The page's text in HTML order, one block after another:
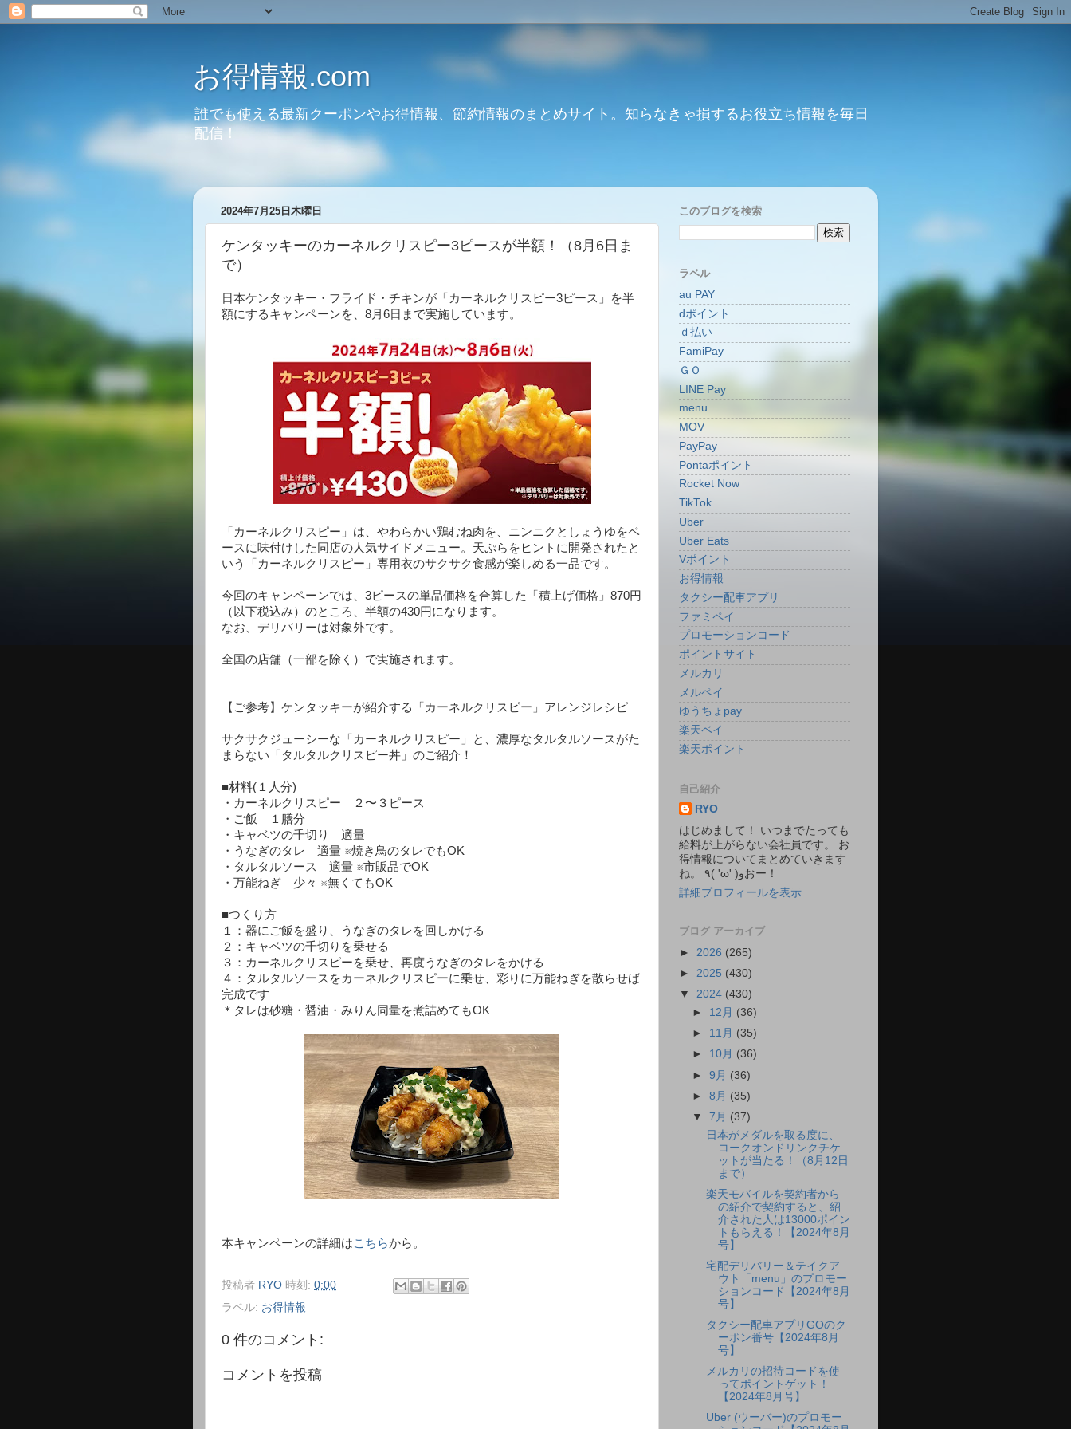
お得情報.com
誰でも使える最新クーポンやお得情報、節約情報のまとめサイト。知らなきゃ損するお役立ち情報を毎日
配信！
2024年7月25日木曜日
ケンタッキーのカーネルクリスピー3ピースが半額！（8月6日ま
で）
日本ケンタッキー・フライド・チキンが「カーネルクリスピー3ピース」を半
額にするキャンペーンを、8月6日まで実施しています。
「カーネルクリスピー」は、やわらかい鶏むね肉を、ニンニクとしょうゆをベ
ースに味付けした同店の人気サイドメニュー。天ぷらをヒントに開発されたと
いう「カーネルクリスピー」専用衣のサクサク食感が楽しめる一品です。
今回のキャンペーンでは、3ピースの単品価格を合算した「積上げ価格」870円
（以下税込み）のところ、半額の430円になります。
なお、デリバリーは対象外です。
全国の店舗（一部を除く）で実施されます。
【ご参考】ケンタッキーが紹介する「カーネルクリスピー」アレンジレシピ
サクサクジューシーな「カーネルクリスピー」と、濃厚なタルタルソースがた
まらない「タルタルクリスピー丼」のご紹介！
■材料(１人分)
・カーネルクリスピー ２〜３ピース
・ご飯 １膳分
・キャベツの千切り 適量
・うなぎのタレ 適量 ※焼き鳥のタレでもOK
・タルタルソース 適量 ※市販品でOK
・万能ねぎ 少々 ※無くてもOK
■つくり方
１：器にご飯を盛り、うなぎのタレを回しかける
２：キャベツの千切りを乗せる
３：カーネルクリスピーを乗せ、再度うなぎのタレをかける
４：タルタルソースをカーネルクリスピーに乗せ、彩りに万能ねぎを散らせば
完成です
＊タレは砂糖・醤油・みりん同量を煮詰めてもOK
本キャンペーンの詳細はこちらから。
投稿者 RYO 時刻: 0:00
ラベル: お得情報
0 件のコメント:
コメントを投稿
このブログを検索
ラベル
au PAY
dポイント
ｄ払い
FamiPay
ＧＯ
LINE Pay
menu
MOV
PayPay
Pontaポイント
Rocket Now
TikTok
Uber
Uber Eats
Vポイント
お得情報
タクシー配車アプリ
ファミペイ
プロモーションコード
ポイントサイト
メルカリ
メルペイ
ゆうちょpay
楽天ペイ
楽天ポイント
自己紹介
RYO
はじめまして！ いつまでたっても
給料が上がらない会社員です。 お
得情報についてまとめていきます
ね。 ٩( 'ω' )وおー！
詳細プロフィールを表示
ブログ アーカイブ
► 2026 (265)
► 2025 (430)
▼ 2024 (430)
► 12月 (36)
► 11月 (35)
► 10月 (36)
►9月 (36)
►8月 (35)
▼7月 (37)
日本がメダルを取る度に、
コークオンドリンクチケ
ットが当たる！（8月12日
まで）
楽天モバイルを契約者から
の紹介で契約すると、紹
介された人は13000ポイン
トもらえる！【2024年8月
号】
宅配デリバリー＆テイクア
ウト「menu」のプロモー
ションコード【2024年8月
号】
タクシー配車アプリGOのク
ーポン番号【2024年8月
号】
メルカリの招待コードを使
ってポイントゲット！
【2024年8月号】
Uber (ウーバー)のプロモー